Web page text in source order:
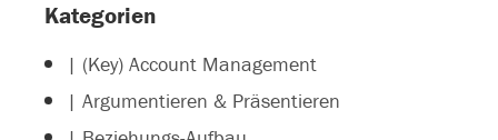
Kategorien
| (Key) Account Management
| Argumentieren & Präsentieren